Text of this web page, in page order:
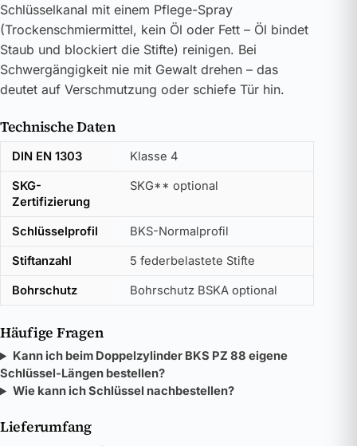
Schlüsselkanal mit einem Pflege-Spray
(Trockenschmiermittel, kein Öl oder Fett – Öl bindet
Staub und blockiert die Stifte) reinigen. Bei
Schwergängigkeit nie mit Gewalt drehen – das
deutet auf Verschmutzung oder schiefe Tür hin.
Technische Daten
DIN EN 1303 Klasse 4
SKG-
Zertifizierung
SKG** optional
Schlüsselprofil BKS-Normalprofil
Stiftanzahl 5 federbelastete Stifte
Bohrschutz Bohrschutz BSKA optional
Häufige Fragen
Kann ich beim Doppelzylinder BKS PZ 88 eigene
Schlüssel-Längen bestellen?
Wie kann ich Schlüssel nachbestellen?
Lieferumfang